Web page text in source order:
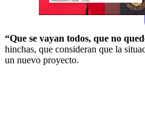
“Que se vayan todos, que no
hinchas, que consideran que la
un nuevo proyecto.